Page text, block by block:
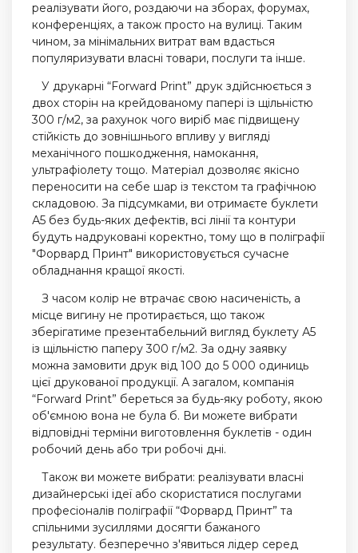
реалізувати його, роздаючи на зборах, форумах,
конференціях, а також просто на вулиці. Таким
чином, за мінімальних витрат вам вдасться
популяризувати власні товари, послуги та інше.
У друкарні “Forward Print” друк здійснюється з
двох сторін на крейдованому папері із щільністю
300 г/м2, за рахунок чого виріб має підвищену
стійкість до зовнішнього впливу у вигляді
механічного пошкодження, намокання,
ультрафіолету тощо. Матеріал дозволяє якісно
переносити на себе шар із текстом та графічною
складовою. За підсумками, ви отримаєте буклети
А5 без будь-яких дефектів, всі лінії та контури
будуть надруковані коректно, тому що в поліграфії
"Форвард Принт" використовується сучасне
обладнання кращої якості.
З часом колір не втрачає свою насиченість, а
місце вигину не протирається, що також
зберігатиме презентабельний вигляд буклету А5
із щільністю паперу 300 г/м2. За одну заявку
можна замовити друк від 100 до 5 000 одиниць
цієї друкованої продукції. А загалом, компанія
“Forward Print” береться за будь-яку роботу, якою
об'ємною вона не була б. Ви можете вибрати
відповідні терміни виготовлення буклетів - один
робочий день або три робочі дні.
Також ви можете вибрати: реалізувати власні
дизайнерські ідеї або скористатися послугами
професіоналів поліграфії “Форвард Принт” та
спільними зусиллями досягти бажаного
результату. безперечно з'явиться лідер серед